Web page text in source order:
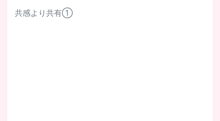
共感より共有①